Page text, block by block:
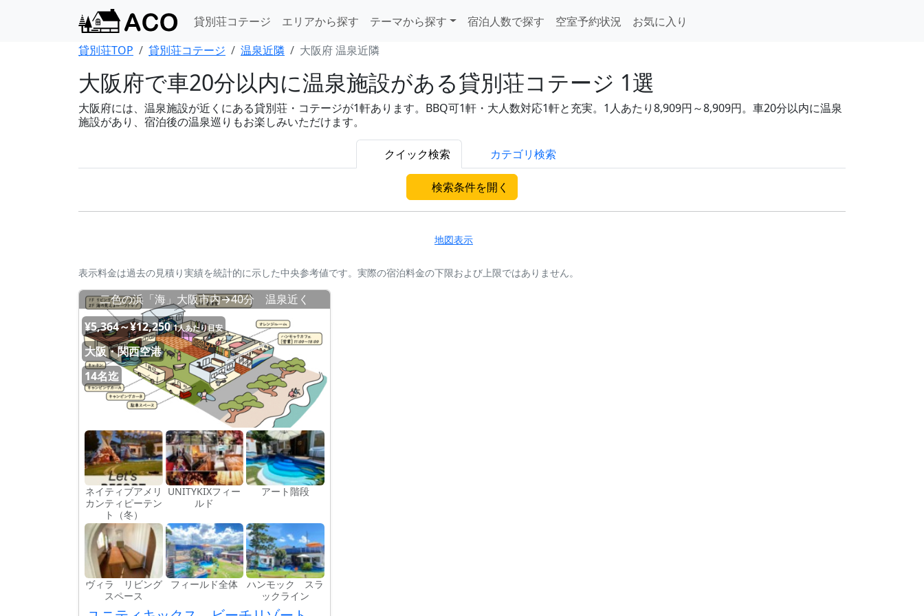
貸別荘コテージ エリアから探す テーマから探す 宿泊人数で探す 空室予約状況
お気に入り
貸別荘TOP
貸別荘コテージ 温泉近隣 大阪府 温泉近隣
大阪府で車20分以内に温泉施設がある貸別荘コテージ 1選
大阪府には、温泉施設が近くにある貸別荘・コテージが1軒あります。BBQ可1軒・大人数対応1軒と充実。1人あたり8,909円～8,909円。車20分以内に温泉
施設があり、宿泊後の温泉巡りもお楽しみいただけます。
クイック検索 カテゴリ検索
検索条件を開く
地図表示
表示料金は過去の見積り実績を統計的に示した中央参考値です。実際の宿泊料金の下限および上限ではありません。
二色の浜「海」大阪市内→40分 温泉近く
¥5,364～¥12,250 1人あたり目安
大阪・関西空港
14名迄
ネイティブアメリ
カンティピーテン
ト（冬）
UNITYKIXフィー
ルド
アート階段
ヴィラ リビング
スペース
フィールド全体
ハンモック スラ
ックライン